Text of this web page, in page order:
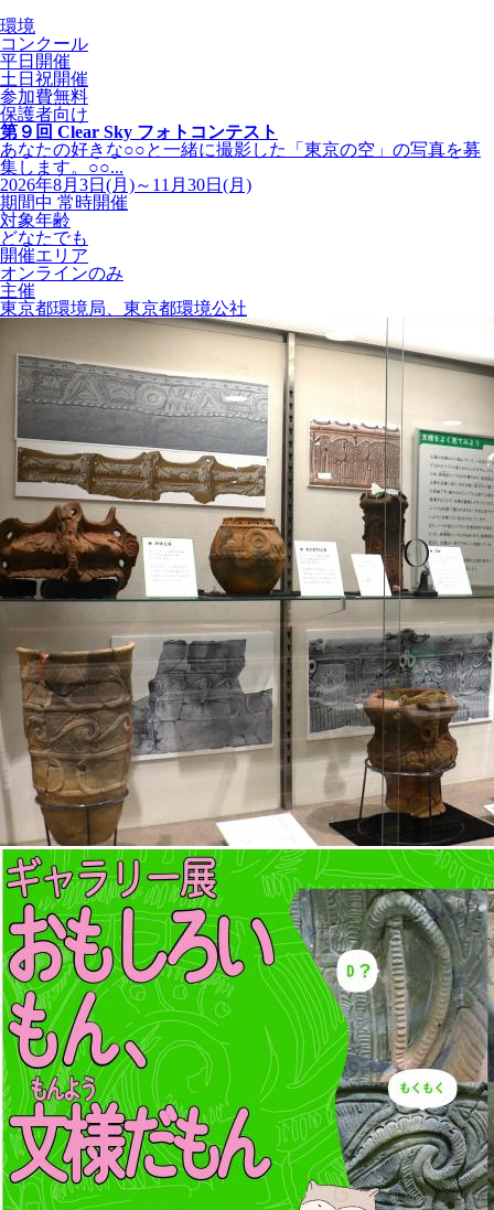
環境
コンクール
平日開催
土日祝開催
参加費無料
保護者向け
第９回 Clear Sky フォトコンテスト
あなたの好きな○○と一緒に撮影した「東京の空」の写真を募
集します。○○...
2026年8月3日(月)～11月30日(月)
期間中 常時開催
対象年齢
どなたでも
開催エリア
オンラインのみ
主催
東京都環境局、東京都環境公社